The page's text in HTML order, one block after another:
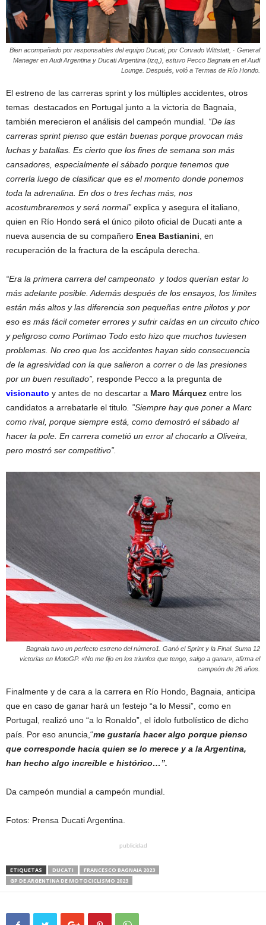
Bien acompañado por responsables del equipo Ducati, por Conrado Wittstatt, · General
Manager en AudiArgentina y Ducati Argentina (izq,), estuvo Pecco Bagnaia en el Audi
Lounge. Después, voló a Termas de Río Hondo.
El estreno de las carreras sprint y los múltiples accidentes, otros
temas destacados en Portugal junto a la victoria de Bagnaia,
también merecieron el análisis del campeón mundial. “De las
carreras sprint pienso que están buenas porque provocan más
luchas y batallas. Es cierto que los fines de semana son más
cansadores, especialmente el sábado porque tenemos que
correrla luego de clasificar que es el momento donde ponemos
toda la adrenalina. En dos o tres fechas más, nos
acostumbraremos y será normal” explica y asegura el italiano,
quien en Río Hondo será el único piloto oficial de Ducati ante a
nueva ausencia de su compañero Enea Bastianini , en
recuperación de la fractura de la escápula derecha.
“Era la primera carrera del campeonato y todos querían estar lo
más adelante posible. Además después de los ensayos, los límites
están más altos y las diferencia son pequeñas entre pilotos y por
eso es más fácil cometer errores y sufrir caídas en un circuito chico
y peligroso como Portimao Todo esto hizo que muchos tuviesen
problemas. No creo que los accidentes hayan sido consecuencia
de la agresividad con la que salieron a correr o de las presiones
por un buen resultado”, responde Pecco a la pregunta de
visionauto y antes de no descartar a Marc Márquez entre los
candidatos a arrebatarle el titulo . ”Siempre hay que poner a Marc
como rival, porque siempre está, como demostró el sábado al
hacer la pole. En carrera cometió un error al chocarlo a Oliveira,
pero mostró ser competitivo”.
Bagnaia tuvo un perfecto estreno del número1. Ganó el Sprint y la Final. Suma 12
victorias en MotoGP. «No me fijo en los triunfos que tengo, salgo a ganar», afirma el
campeón de 26 años.
Finalmente y de cara a la carrera en Río Hondo, Bagnaia, anticipa
que en caso de ganar hará un festejo “a lo Messi”, como en
Portugal, realizó uno “a lo Ronaldo”, el ídolo futbolístico de dicho
país. Por eso anuncia,“me gustaría hacer algo porque pienso
que corresponde hacia quien se lo merece y a la Argentina,
han hecho algo increíble e histórico…”.
Da campeón mundial a campeón mundial.
Fotos: Prensa Ducati Argentina.
publicidad
ETIQUETAS DUCATI
FRANCESCO BAGNAIA 2023
GP DE ARGENTINA DE MOTOCICLISMO 2023